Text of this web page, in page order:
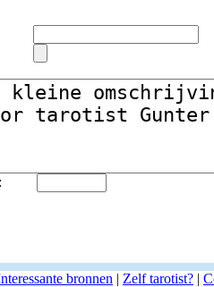
bronnen | Zelf tarotist? |